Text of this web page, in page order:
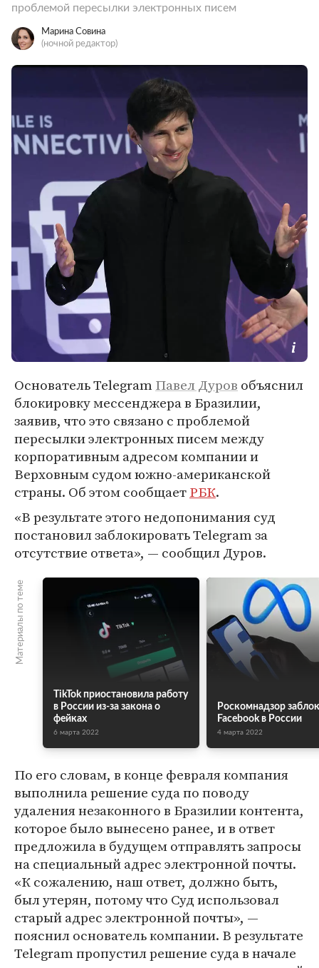
проблемой пересылки электронных писем
Марина Совина
(ночной редактор)
Основатель TelegramПавел Дуров объяснил
блокировку мессенджера в Бразилии,
заявив, что это связано с проблемой
пересылки электронных писем между
корпоративным адресом компании и
Верховным судом южно-американской
страны. Об этом сообщаетРБК.
«В результате этого недопонимания суд
постановил заблокировать Telegram за
отсутствие ответа», — сообщил Дуров.
Материалы по теме
TikTok приостановила работу
в России из-за закона о
фейках
6 марта 2022
Роскомнадзор
Facebook в России
4 марта 2022
По его словам, в конце февраля компания
выполнила решение суда по поводу
удаления незаконного в Бразилии контента,
которое было вынесено ранее, и в ответ
предложила в будущем отправлять запросы
на специальный адрес электронной почты.
«К сожалению, наш ответ, должно быть,
был утерян, потому что Суд использовал
старый адрес электронной почты», —
пояснил основатель компании. В результате
Telegram пропустил решение суда в начале